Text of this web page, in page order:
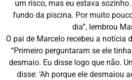
um risco, mas eu estava
fundo da piscina. Por muito
dia”, lembrou
O pai de Marcelo recebeu a notícia
“Primeiro perguntaram se ele
desmaio. Eu disse logo que não.
disse: ‘Ah porque ele desmaiou